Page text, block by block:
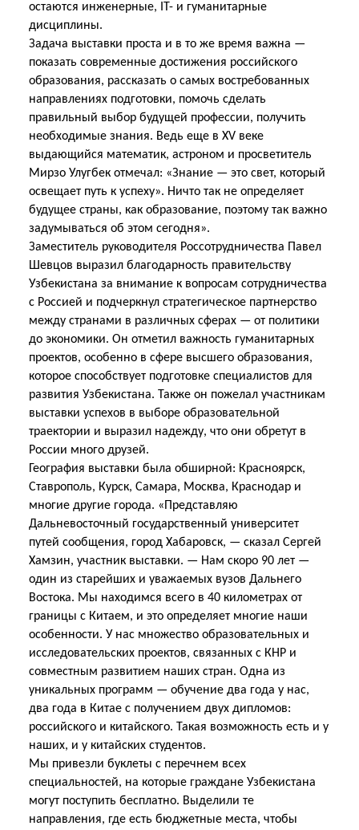
остаются инженерные,
IT- и гуманитарные
дисциплины.
Задача выставки проста и в то же время важна —
показать современные достижения российского
образования, рассказать о самых востребованных
направлениях подготовки, помочь сделать
правильный выбор будущей профессии, получить
необходимые знания. Ведь еще в XV веке
выдающийся математик, астроном и просветитель
Мирзо Улугбек отмечал: «Знание — это свет, который
освещает путь к успеху». Ничто так не определяет
будущее страны, как образование, поэтому так важно
задумываться об этом сегодня».
Заместитель руководителя Россотрудничества Павел
Шевцов выразил благодарность правительству
Узбекистана за внимание к вопросам сотрудничества
с Россией и подчеркнул стратегическое партнерство
между странами в различных сферах — от политики
до экономики. Он отметил важность гуманитарных
проектов, особенно в сфере высшего образования,
которое способствует подготовке специалистов для
развития Узбекистана. Также он пожелал участникам
выставки успехов в выборе образовательной
траектории и выразил надежду, что они обретут в
России много друзей.
География выставки была обширной: Красноярск,
Ставрополь, Курск, Самара, Москва, Краснодар и
многие другие города. «Представляю
Дальневосточный государственный университет
путей сообщения, город Хабаровск, — сказал Сергей
Хамзин, участник выставки. — Нам скоро 90 лет —
один из старейших и уважаемых вузов Дальнего
Востока. Мы находимся всего в 40 километрах от
границы с Китаем, и это определяет многие наши
особенности. У нас множество образовательных и
исследовательских проектов, связанных с КНР и
совместным развитием наших стран. Одна из
уникальных программ — обучение два года у нас,
два года в Китае с получением двух дипломов:
российского и китайского. Такая возможность есть и у
наших, и у китайских студентов.
Мы привезли буклеты с перечнем всех
специальностей, на которые граждане Узбекистана
могут поступить бесплатно. Выделили те
направления, где есть бюджетные места, чтобы